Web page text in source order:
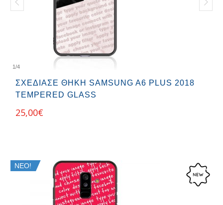
1/4
ΣΧΕΔΊΑΣΕ ΘΉΚΗ SAMSUNG A6 PLUS 2018
TEMPERED GLASS
25,00€
ΝΕΟ!